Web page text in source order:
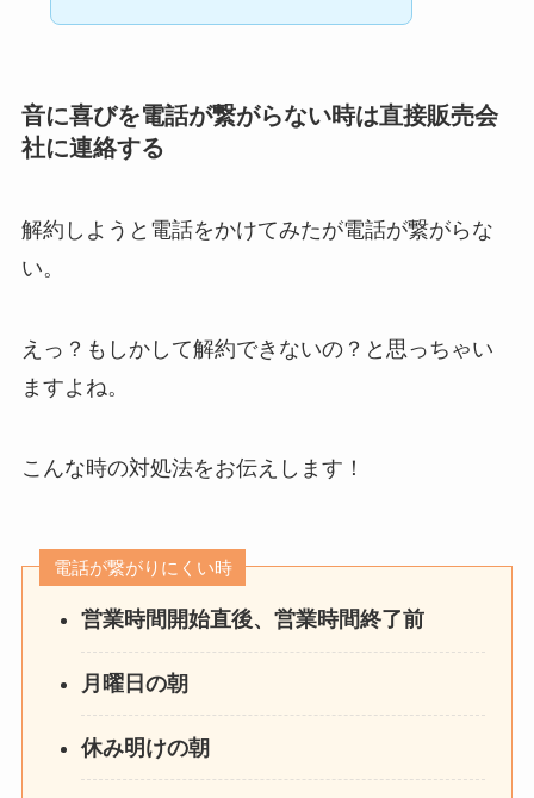
音に喜びを電話が繋がらない時は直接販売会
社に連絡する
解約しようと電話をかけてみたが電話が繋がらな
い。
えっ？もしかして解約できないの？と思っちゃい
ますよね。
こんな時の対処法をお伝えします！
電話が繋がりにくい時
営業時間開始直後、営業時間終了前
月曜日の朝
休み明けの朝